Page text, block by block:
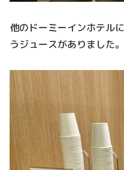
他のドーミーインホテル
うジュースがありまし